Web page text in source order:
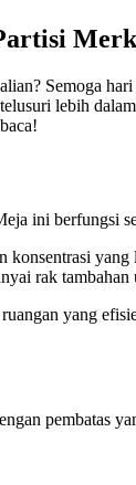
Semoga
lebih
ini berfungsi
rak
yang
pembatas